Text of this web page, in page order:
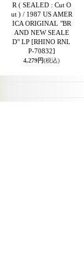
R ( SEALED : Cut O
ut ) / 1987 US AMER
ICA ORIGINAL "BR
AND NEW SEALE
D" LP [RHINO RNL
P-70832]
4,279円(税込)